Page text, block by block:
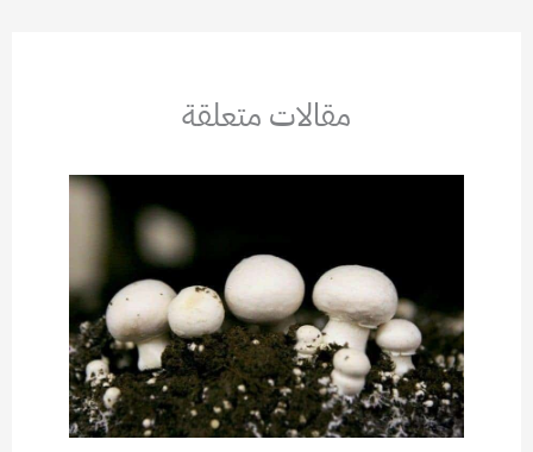
مقالات متعلقة